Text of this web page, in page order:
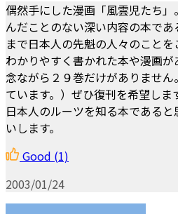
偶然手にした漫画「風雲児たち
んだことのない深い内容の本で
まで日本人の先魁の人々のこと
わかりやすく書かれた本や漫画
念ながら２９巻だけがありませ
ています。）ぜひ復刊を希望しま
日本人のルーツを知る本である
いします。
Good (1)
2003/01/24